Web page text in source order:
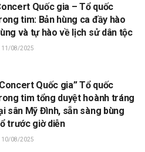
Quốc gia – Tổ quốc
tim: Bản hùng ca đầy hào
và tự hào về lịch sử dân tộc
11/08/2025
Quốc gia” Tổ quốc
tim tổng duyệt hoành tráng
sân Mỹ Đình, sẵn sàng bùng
trước giờ diễn
10/08/2025